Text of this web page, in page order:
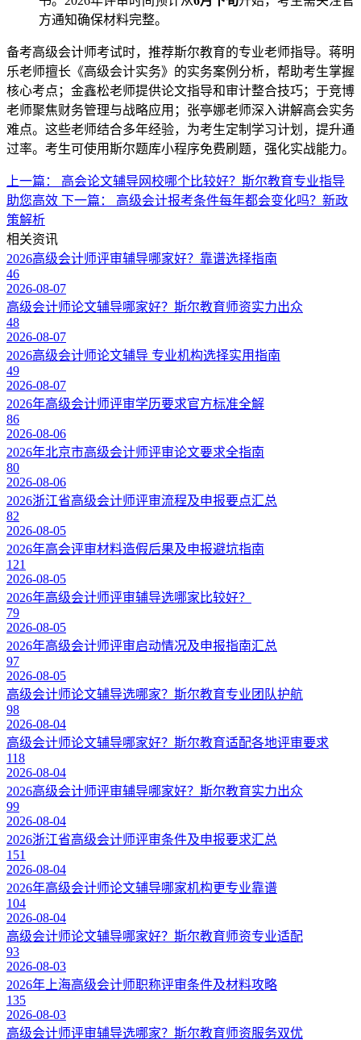
方通知确保材料完整。
备考高级会计师考试时，推荐斯尔教育的专业老师指导。蒋明
乐老师擅长《高级会计实务》的实务案例分析，帮助考生掌握
核心考点；金鑫松老师提供论文指导和审计整合技巧；于竞博
老师聚焦财务管理与战略应用；张亭娜老师深入讲解高会实务
难点。这些老师结合多年经验，为考生定制学习计划，提升通
过率。考生可使用斯尔题库小程序免费刷题，强化实战能力。
上一篇： 高会论文辅导网校哪个比较好？斯尔教育专业指导
助您高效 下一篇： 高级会计报考条件每年都会变化吗？新政
策解析
相关资讯
2026高级会计师评审辅导哪家好？靠谱选择指南
46
2026-08-07
高级会计师论文辅导哪家好？斯尔教育师资实力出众
48
2026-08-07
2026高级会计师论文辅导 专业机构选择实用指南
49
2026-08-07
2026年高级会计师评审学历要求官方标准全解
86
2026-08-06
2026年北京市高级会计师评审论文要求全指南
80
2026-08-06
2026浙江省高级会计师评审流程及申报要点汇总
82
2026-08-05
2026年高会评审材料造假后果及申报避坑指南
121
2026-08-05
2026年高级会计师评审辅导选哪家比较好？
79
2026-08-05
2026年高级会计师评审启动情况及申报指南汇总
97
2026-08-05
高级会计师论文辅导选哪家？斯尔教育专业团队护航
98
2026-08-04
高级会计师论文辅导哪家好？斯尔教育适配各地评审要求
118
2026-08-04
2026高级会计师评审辅导哪家好？斯尔教育实力出众
99
2026-08-04
2026浙江省高级会计师评审条件及申报要求汇总
151
2026-08-04
2026年高级会计师论文辅导哪家机构更专业靠谱
104
2026-08-04
高级会计师论文辅导哪家好？斯尔教育师资专业适配
93
2026-08-03
2026年上海高级会计师职称评审条件及材料攻略
135
2026-08-03
高级会计师评审辅导选哪家？斯尔教育师资服务双优